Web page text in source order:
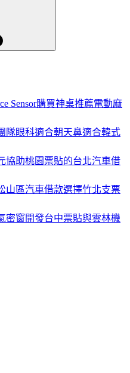
Sensor購買神桌推薦電動麻
隊眼科適合朝天鼻適合韓式
協助桃園票貼的台北汽車借
山區汽車借款選擇竹北支票
密窗開發台中票貼與雲林機